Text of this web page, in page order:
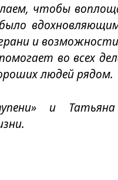
чтобы
и
во всех
людей рядом.
и Татьяна